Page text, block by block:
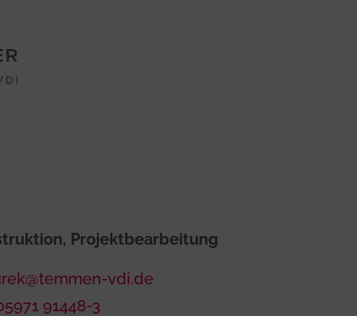
Projektbearbeitung
vdi.de
91448-3